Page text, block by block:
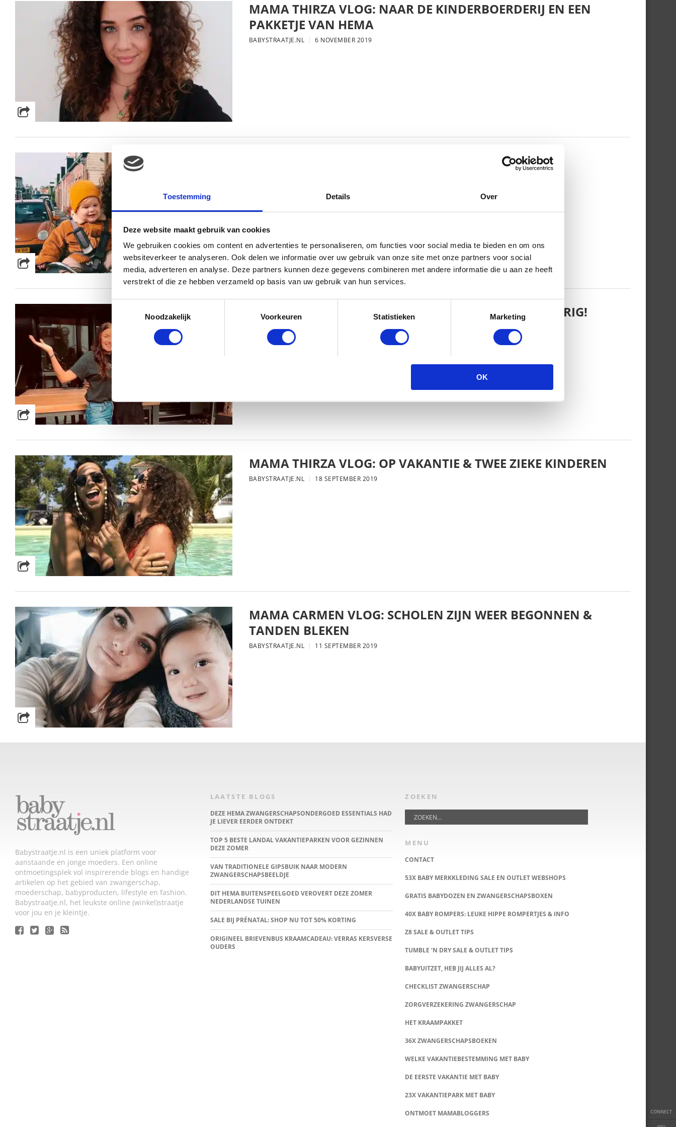
Toestemming Details Over
Deze website maakt gebruik van cookies
We gebruiken cookies om content en advertenties te personaliseren, om functies voor social media te bieden en om ons
websiteverkeer te analyseren. Ook delen we informatie over uw gebruik van onze site met onze partners voor social
media, adverteren en analyse. Deze partners kunnen deze gegevens combineren met andere informatie die u aan ze heeft
verstrekt of die ze hebben verzameld op basis van uw gebruik van hun services.
Toestemmingsselectie
Noodzakelijk
Voorkeuren Statistieken Marketing
OK
CONNECT
MAMA THIRZA VLOG: NAAR DE KINDERBOERDERIJ EN EEN
PAKKETJE VAN HEMA
BABYSTRAATJE.NL 6 NOVEMBER 2019
MAMA THIRZA VLOG: DE LAATSTE WERKDAG EN MIJN
MAMA THIRZA VLOG: HET IS FEEST, WANT REBEL IS JARIG!
BABYSTRAATJE.NL
MAMA THIRZA VLOG: OP VAKANTIE & TWEE ZIEKE KINDEREN
BABYSTRAATJE.NL 18 SEPTEMBER 2019
MAMA CARMEN VLOG: SCHOLEN ZIJN WEER BEGONNEN &
TANDEN BLEKEN
BABYSTRAATJE.NL 11 SEPTEMBER 2019
Babystraatje.nl is een uniek platform voor
aanstaande en jonge moeders. Een online
ontmoetingsplek vol inspirerende blogs en handige
artikelen op het gebied van zwangerschap,
moederschap, babyproducten, lifestyle en fashion.
Babystraatje.nl, het leukste online (winkel)straatje
voor jou en je kleintje.
LAATSTE BLOGS
DEZE HEMA ZWANGERSCHAPSONDERGOED ESSENTIALS HAD
JE LIEVER EERDER ONTDEKT
TOP 5 BESTE LANDAL VAKANTIEPARKEN VOOR GEZINNEN
DEZE ZOMER
VAN TRADITIONELE GIPSBUIK NAAR MODERN
ZWANGERSCHAPSBEELDJE
DIT HEMA BUITENSPEELGOED VEROVERT DEZE ZOMER
NEDERLANDSE TUINEN
SALE BIJ PRÉNATAL: SHOP NU TOT 50% KORTING
ORIGINEEL BRIEVENBUS KRAAMCADEAU: VERRAS KERSVERSE
OUDERS
ZOEKEN
MENU
CONTACT
53X BABY MERKKLEDING SALE EN OUTLET WEBSHOPS
GRATIS BABYDOZEN EN ZWANGERSCHAPSBOXEN
40X BABY ROMPERS: LEUKE HIPPE ROMPERTJES & INFO
Z8 SALE & OUTLET TIPS
TUMBLE ‘N DRY SALE & OUTLET TIPS
BABYUITZET, HEB JIJ ALLES AL?
CHECKLIST ZWANGERSCHAP
ZORGVERZEKERING ZWANGERSCHAP
HET KRAAMPAKKET
36X ZWANGERSCHAPSBOEKEN
WELKE VAKANTIEBESTEMMING MET BABY
DE EERSTE VAKANTIE MET BABY
23X VAKANTIEPARK MET BABY
ONTMOET MAMABLOGGERS